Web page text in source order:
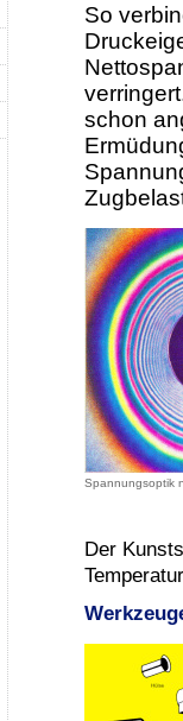
So
schon
Spannungsoptik
Der